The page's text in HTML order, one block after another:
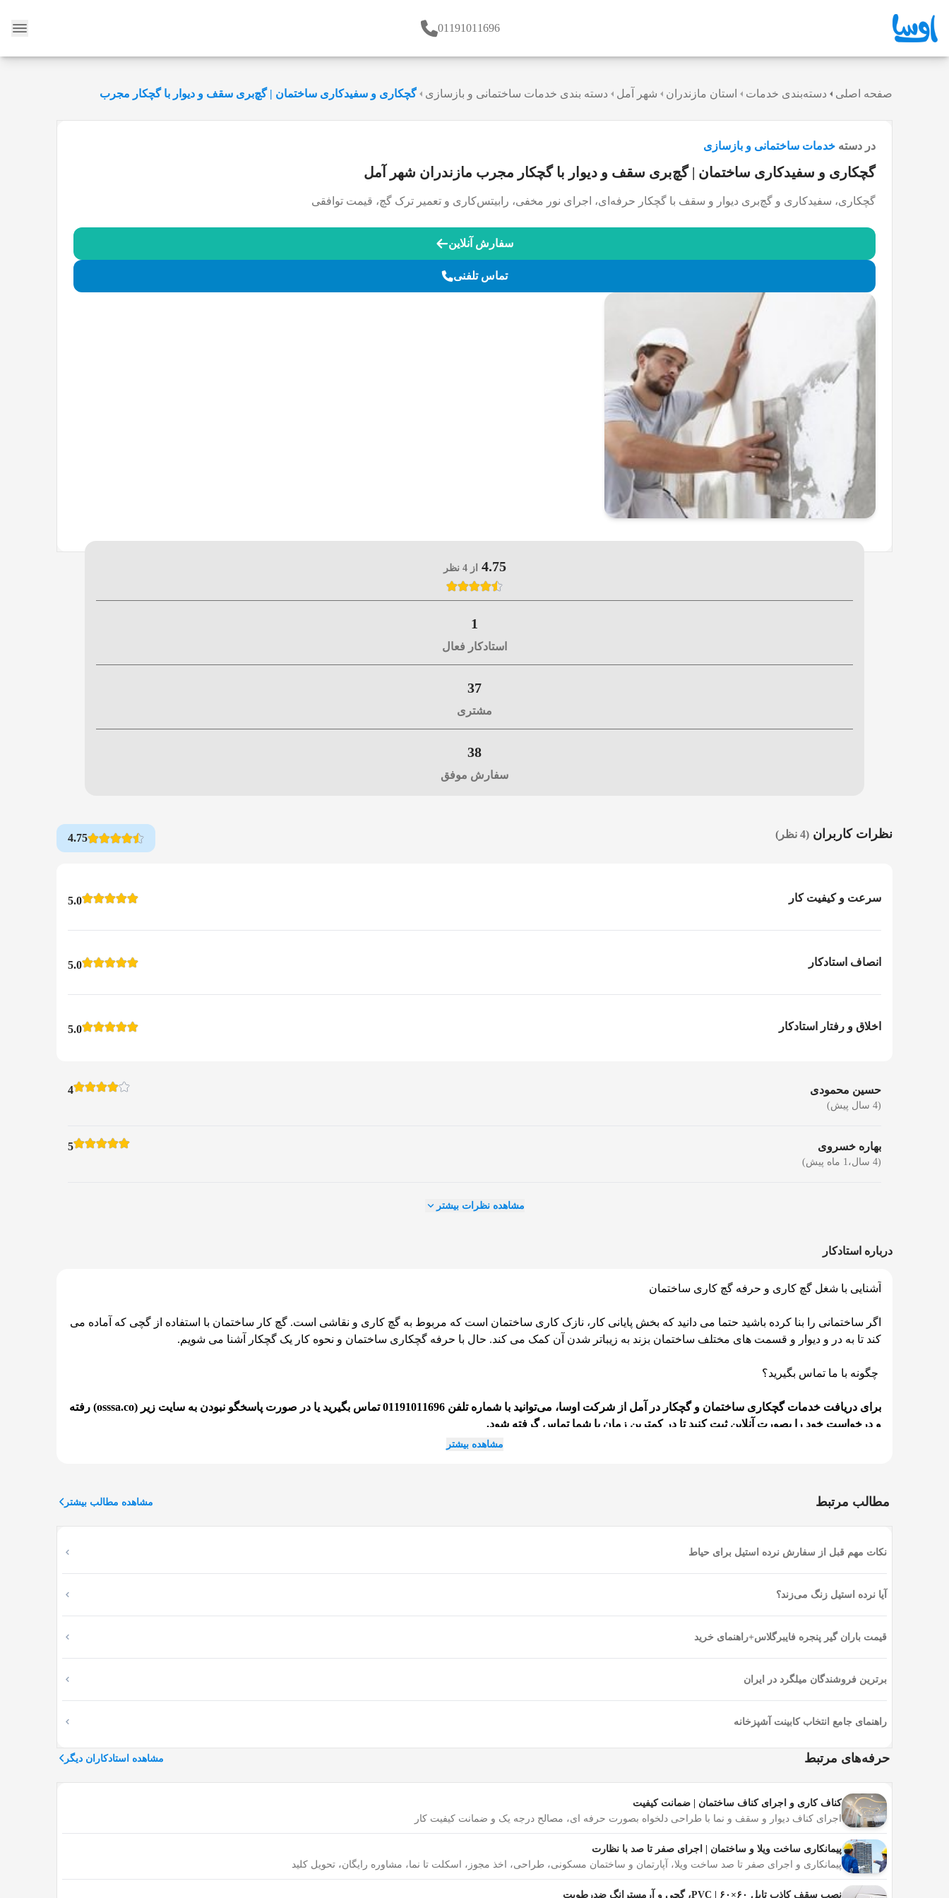
01191011696
صفحه اصلی دسته‌بندی خدمات استان مازندران شهر آمل دسته بندی خدمات ساختمانی و بازسازی گچکاری و سفیدکاری ساختمان | گچ‌بری سقف و دیوار با گچکار مجرب
در دسته خدمات ساختمانی و بازسازی
گچکاری و سفیدکاری ساختمان | گچ‌بری سقف و دیوار با گچکار مجرب مازندران شهر آمل
گچکاری، سفیدکاری و گچ‌بری دیوار و سقف با گچکار حرفه‌ای، اجرای نور مخفی، رابیتس‌کاری و تعمیر ترک گچ، قیمت توافقی
سفارش آنلاین
تماس تلفنی
4.75 از 4 نظر
1
استادکار فعال
37
مشتری
38
سفارش موفق
نظرات کاربران (4 نظر) 4.75
سرعت و کیفیت کار 5.0
انصاف استادکار 5.0
اخلاق و رفتار استادکار 5.0
حسین محمودی
(4 سال پیش)
4
بهاره خسروی
(4 سال،1 ماه پیش)
5
مشاهده نظرات بیشتر
درباره استادکار
آشنایی با شغل گچ کاری و حرفه گچ کاری ساختمان
اگر ساختمانی را بنا کرده باشید حتما می دانید که بخش پایانی کار، نازک کاری ساختمان است که مربوط به گچ کاری و نقاشی است. گچ کار ساختمان با استفاده از گچی که آماده می
کند تا به در و دیوار و قسمت های مختلف ساختمان بزند به زیباتر شدن آن کمک می کند. حال با حرفه گچکاری ساختمان و نحوه کار یک گچکار آشنا می شویم.
چگونه با ما تماس بگیرید؟
برای دریافت خدمات گچکاری ساختمان و گچکار در آمل از شرکت اوسا، می‌توانید با شماره تلفن 01191011696 تماس بگیرید یا در صورت پاسخگو نبودن به سایت زیر (osssa.co) رفته
و درخواست خود را بصورت آنلاین ثبت کنید تا در کمترین زمان با شما تماس گرفته شود.
زیبا می سازد.
گچ کاری چیست؟
گچکاری و گچبری هنری است که با بریدن، کندن و کاوییدن روی گچ نمایان می شود که در معماری ایران جایگاه ویژه و ارزشمندی هم دارد. بناهای مانند مسجد جامع اصفهان به خوبی
نمایانگر جایگاه این هنر قدیمی و تاریخی در معماری کشورمان هستند.
با اینکه دو کلمه شبیه هستند اما تفاوتی در تعریف و کار خود دارند. گچکاری در زمان ساخت و ساز، هنگام سفیدکاری ساختمان انجام می شود. به این صورت که با لایه ای پودر سفید
گچ دیوارها یا سقف ساختمان را یک دست کرده آن را سفید می کنند. اما گچبری، پایان این مرحله است و فرد گچبر با طرح و نقش دادن در جهت زیباسازی دیوارها و سقف کار می
کند.
ویژگی های گچ کار خوب
داشتن توان جسمانی خوب
داشتن ذوق هنری، خلاقیت و ایده برای گچ بری تزئینی
داشتن روحیه کار تیمی و صبور بودن
داشتن سرعت و دقت عمل
توانایی محاسبه درست برای اندازه گیری سطوح و تخمین میزان مواد مورد نیاز
مهم ترین ابزارهای مورد نیاز گچکاری ساختمان
مشاهده بیشتر
مطالب مرتبط مشاهده مطالب بیشتر
نکات مهم قبل از سفارش نرده استیل برای حیاط
آیا نرده استیل زنگ می‌زند؟
قیمت باران گیر پنجره فایبرگلاس+راهنمای خرید
برترین فروشندگان میلگرد در ایران
راهنمای جامع انتخاب کابینت آشپزخانه
حرفه‌های مرتبط مشاهده استادکاران دیگر
کناف کاری و اجرای کناف ساختمان | ضمانت کیفیت
اجرای کناف دیوار و سقف و نما با طراحی دلخواه بصورت حرفه ای، مصالح درجه یک و ضمانت کیفیت کار
پیمانکاری ساخت ویلا و ساختمان | اجرای صفر تا صد با نظارت
پیمانکاری و اجرای صفر تا صد ساخت ویلا، آپارتمان و ساختمان مسکونی، طراحی، اخذ مجوز، اسکلت تا نما، مشاوره رایگان، تحویل کلید
نصب سقف کاذب تایل ۶۰×۶۰ | PVC، گچی و آرمسترانگ ضدرطوبت